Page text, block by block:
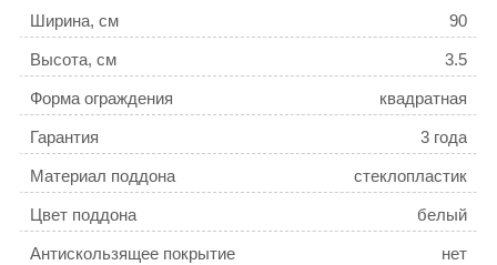
Ширина, см 90
Высота, см 3.5
Форма ограждения квадратная
Гарантия 3 года
Материал поддона стеклопластик
Цвет поддона белый
Антискользящее покрытие нет